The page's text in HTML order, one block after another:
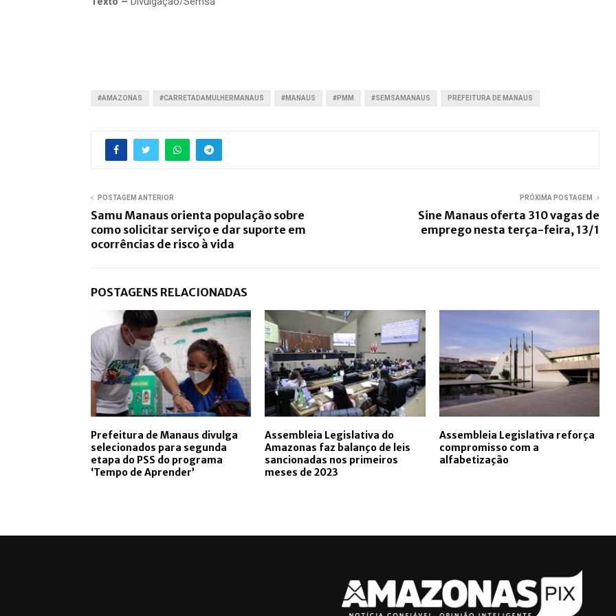
#AMAZONAS #CARRETADAMULHERMANAUS #MANAUS #PMM #SEMSAMANAUS PREFEITURA DE MANAUS
POSTAGEM ANTERIOR
Samu Manaus orienta população sobre
como solicitar serviço e dar suporte em
ocorrências de risco à vida
PRÓXIMA POSTAGEM
Sine Manaus oferta 310 vagas de
emprego nesta terça-feira, 13/1
POSTAGENS RELACIONADAS
Prefeitura de Manaus divulga
selecionados para segunda
etapa do PSS do programa
‘Tempo de Aprender’
Assembleia Legislativa do
Amazonas faz balanço de leis
sancionadas nos primeiros
meses de 2023
Assembleia Legislativa reforça
compromisso com a
alfabetização